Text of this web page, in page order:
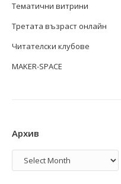
Тематични витрини
Третата възраст онлайн
Читателски клубове
MAKER-SPACE
Архив
Архив